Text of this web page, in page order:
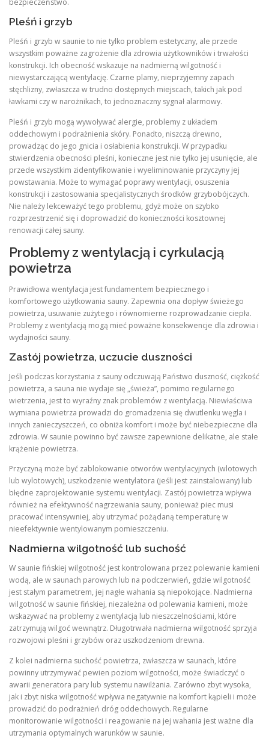
bezpieczeństwo.
Pleśń i grzyb
Pleśń i grzyb w saunie to nie tylko problem estetyczny, ale przede
wszystkim poważne zagrożenie dla zdrowia użytkowników i trwałości
konstrukcji. Ich obecność wskazuje na nadmierną wilgotność i
niewystarczającą wentylację. Czarne plamy, nieprzyjemny zapach
stęchlizny, zwłaszcza w trudno dostępnych miejscach, takich jak pod
ławkami czy w narożnikach, to jednoznaczny sygnał alarmowy.
Pleśń i grzyb mogą wywoływać alergie, problemy z układem
oddechowym i podrażnienia skóry. Ponadto, niszczą drewno,
prowadząc do jego gnicia i osłabienia konstrukcji. W przypadku
stwierdzenia obecności pleśni, konieczne jest nie tylko jej usunięcie, ale
przede wszystkim zidentyfikowanie i wyeliminowanie przyczyny jej
powstawania. Może to wymagać poprawy wentylacji, osuszenia
konstrukcji i zastosowania specjalistycznych środków grzybobójczych.
Nie należy lekceważyć tego problemu, gdyż może on szybko
rozprzestrzenić się i doprowadzić do konieczności kosztownej
renowacji całej sauny.
Problemy z wentylacją i cyrkulacją
powietrza
Prawidłowa wentylacja jest fundamentem bezpiecznego i
komfortowego użytkowania sauny. Zapewnia ona dopływ świeżego
powietrza, usuwanie zużytego i równomierne rozprowadzanie ciepła.
Problemy z wentylacją mogą mieć poważne konsekwencje dla zdrowia i
wydajności sauny.
Zastój powietrza, uczucie duszności
Jeśli podczas korzystania z sauny odczuwają Państwo duszność, ciężkość
powietrza, a sauna nie wydaje się „świeża”, pomimo regularnego
wietrzenia, jest to wyraźny znak problemów z wentylacją. Niewłaściwa
wymiana powietrza prowadzi do gromadzenia się dwutlenku węgla i
innych zanieczyszczeń, co obniża komfort i może być niebezpieczne dla
zdrowia. W saunie powinno być zawsze zapewnione delikatne, ale stałe
krążenie powietrza.
Przyczyną może być zablokowanie otworów wentylacyjnych (wlotowych
lub wylotowych), uszkodzenie wentylatora (jeśli jest zainstalowany) lub
błędne zaprojektowanie systemu wentylacji. Zastój powietrza wpływa
również na efektywność nagrzewania sauny, ponieważ piec musi
pracować intensywniej, aby utrzymać pożądaną temperaturę w
nieefektywnie wentylowanym pomieszczeniu.
Nadmierna wilgotność lub suchość
W saunie fińskiej wilgotność jest kontrolowana przez polewanie kamieni
wodą, ale w saunach parowych lub na podczerwień, gdzie wilgotność
jest stałym parametrem, jej nagłe wahania są niepokojące. Nadmierna
wilgotność w saunie fińskiej, niezależna od polewania kamieni, może
wskazywać na problemy z wentylacją lub nieszczelnościami, które
zatrzymują wilgoć wewnątrz. Długotrwała nadmierna wilgotność sprzyja
rozwojowi pleśni i grzybów oraz uszkodzeniom drewna.
Z kolei nadmierna suchość powietrza, zwłaszcza w saunach, które
powinny utrzymywać pewien poziom wilgotności, może świadczyć o
awarii generatora pary lub systemu nawilżania. Zarówno zbyt wysoka,
jak i zbyt niska wilgotność wpływa negatywnie na komfort kąpieli i może
prowadzić do podrażnień dróg oddechowych. Regularne
monitorowanie wilgotności i reagowanie na jej wahania jest ważne dla
utrzymania optymalnych warunków w saunie.